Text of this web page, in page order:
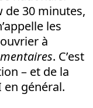
de 30 minutes,
les
à
. C’est
– et de la
en général.